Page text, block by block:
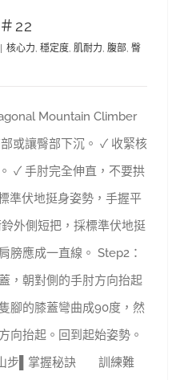
22
| 核心力 穩定度 肌耐力 腹部 臀
Mountain Climber
或讓臀部下沉。 ✓ 收緊核
✓ 手肘完全伸直，不要拱
伏地挺身姿勢，手握平
外側短把，採標準伏地挺
膀應成一直線。 Step2：
，朝對側的手肘方向抬起
腳的膝蓋彎曲成90度，然
向抬起。回到起始姿勢。
山步▌掌握秘訣 訓練難